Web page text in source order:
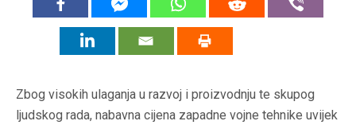
Zbog visokih ulaganja u razvoj i proizvodnju te skupog
ljudskog rada, nabavna cijena zapadne vojne tehnike uvijek